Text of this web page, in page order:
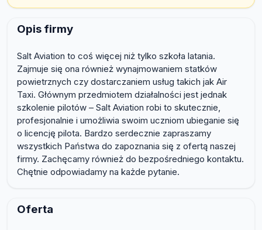
Opis firmy
Salt Aviation to coś więcej niż tylko szkoła latania.
Zajmuje się ona również wynajmowaniem statków
powietrznych czy dostarczaniem usług takich jak Air
Taxi. Głównym przedmiotem działalności jest jednak
szkolenie pilotów – Salt Aviation robi to skutecznie,
profesjonalnie i umożliwia swoim uczniom ubieganie się
o licencję pilota. Bardzo serdecznie zapraszamy
wszystkich Państwa do zapoznania się z ofertą naszej
firmy. Zachęcamy również do bezpośredniego kontaktu.
Chętnie odpowiadamy na każde pytanie.
Oferta